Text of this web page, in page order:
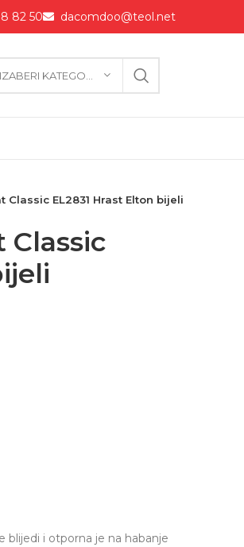
82 50 dacomdoo@teol.net
Classic EL2831 Hrast Elton bijeli
blijedi i otporna je na habanje